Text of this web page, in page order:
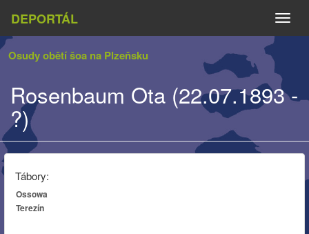
DEPORTÁL
Osudy obětí šoa na Plzeňsku
Rosenbaum Ota (22.07.1893 -
?)
Tábory:
Ossowa
Terezín